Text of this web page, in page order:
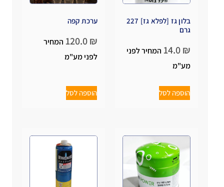
בלון גז [לפלא גז] 227
גרם
₪
המחיר לפני
מע"מ
הוספה לסל
ערכת קפה
₪
המחיר
לפני מע"מ
הוספה לסל